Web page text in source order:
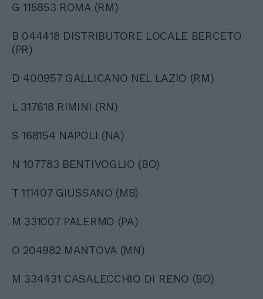
G 115853 ROMA (RM)
B 044418 DISTRIBUTORE LOCALE BERCETO
(PR)
D 400957 GALLICANO NEL LAZIO (RM)
L 317618 RIMINI (RN)
S 168154 NAPOLI (NA)
N 107783 BENTIVOGLIO (BO)
T 111407 GIUSSANO (MB)
M 331007 PALERMO (PA)
O 204982 MANTOVA (MN)
M 334431 CASALECCHIO DI RENO (BO)